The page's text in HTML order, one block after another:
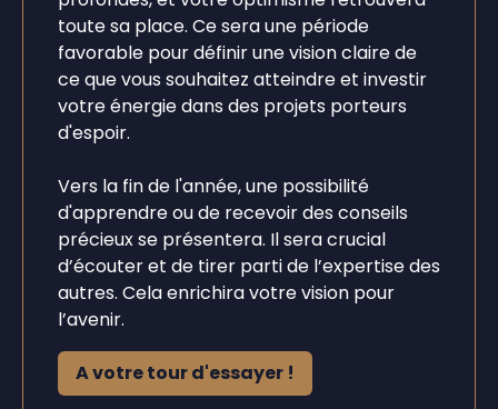
toute sa place. Ce sera une période
favorable pour définir une vision claire de
ce que vous souhaitez atteindre et investir
votre énergie dans des projets porteurs
d'espoir.
Vers la fin de l'année, une possibilité
d'apprendre ou de recevoir des conseils
précieux se présentera. Il sera crucial
d’écouter et de tirer parti de l’expertise des
autres. Cela enrichira votre vision pour
l’avenir.
A votre tour d'essayer !